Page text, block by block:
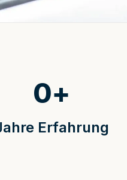
Erfahrung
0+